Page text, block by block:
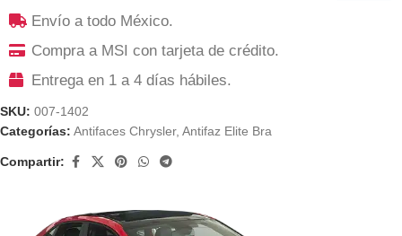
Envío a todo México.
Compra a MSI con tarjeta de crédito.
Entrega en 1 a 4 días hábiles.
SKU: 007-1402
Categorías: Antifaces Chrysler, Antifaz Elite Bra
Compartir: